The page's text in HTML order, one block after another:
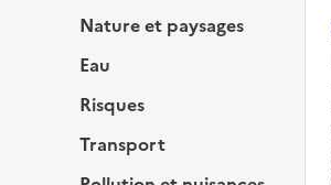
Nature et paysages
Eau
Risques
Transport